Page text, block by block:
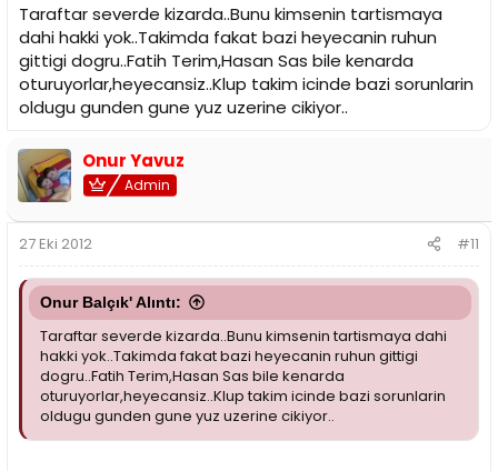
Taraftar severde kizarda..Bunu kimsenin tartismaya
dahi hakki yok..Takimda fakat bazi heyecanin ruhun
gittigi dogru..Fatih Terim,Hasan Sas bile kenarda
oturuyorlar,heyecansiz..Klup takim icinde bazi sorunlarin
oldugu gunden gune yuz uzerine cikiyor..
Onur Yavuz
Admin
27 Eki 2012 #11
Onur Balçık' Alıntı:
Taraftar severde kizarda..Bunu kimsenin tartismaya dahi
hakki yok..Takimda fakat bazi heyecanin ruhun gittigi
dogru..Fatih Terim,Hasan Sas bile kenarda
oturuyorlar,heyecansiz..Klup takim icinde bazi sorunlarin
oldugu gunden gune yuz uzerine cikiyor..